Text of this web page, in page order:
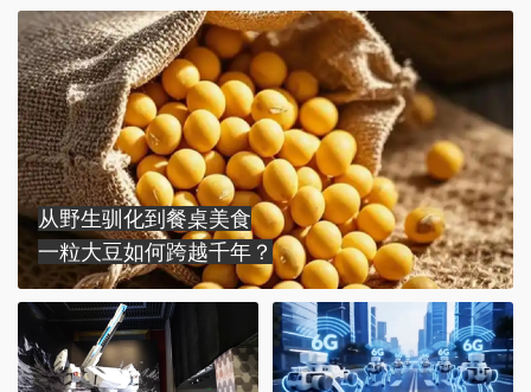
从野生驯化到餐桌美食
一粒大豆如何跨越千年？